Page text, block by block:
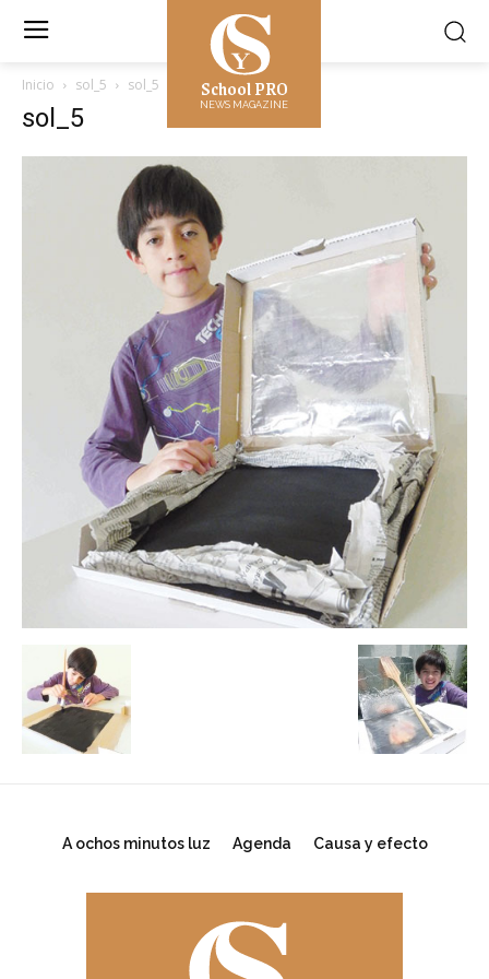
School PRO
NEWS MAGAZINE
Inicio sol_5 sol_5
sol_5
A ochos minutos luz Agenda Causa y efecto